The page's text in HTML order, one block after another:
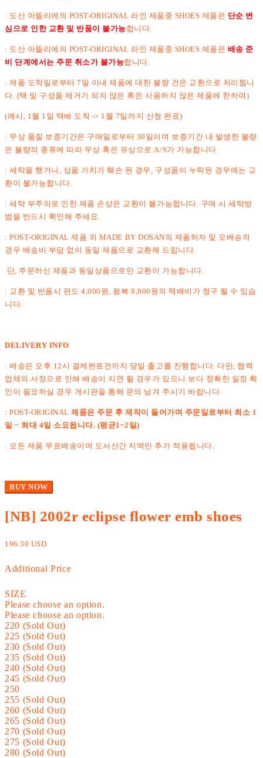
: 도산 아뜰리에의 POST-ORIGINAL 라인 제품중 SHOES 제품은 단순 변
심으로 인한 교환 및 반품이 불가능합니다.
: 도산 아뜰리에의 POST-ORIGINAL 라인 제품중 SHOES 제품은 배송 준
비 단계에서는 주문 취소가 불가능합니다.
: 제품 도착일로부터 7일 이내 제품에 대한 불량 건은 교환으로 처리됩니
다. (택 및 구성품 제거가 되지 않은 혹은 사용하지 않은 제품에 한하여)
(예시, 1월 1일 택배 도착 -> 1월 7일까지 신청 완료)
: 무상 품질 보증기간은 구매일로부터 30일이며 보증기간 내 발생한 불량
은 불량의 종류에 따라 무상 혹은 유상으로 A/S가 가능합니다.
: 세탁을 했거나, 상품 가치가 훼손 된 경우, 구성품이 누락된 경우에는 교
환이 불가능합니다.
: 세탁 부주의로 인한 제품 손상은 교환이 불가능합니다. 구매 시 세탁방
법을 반드시 확인해 주세요.
: POST-ORIGINAL 제품 외 MADE BY DOSAN의 제품하자 및 오배송의
경우 배송비 부담 없이 동일 제품으로 교환해 드립니다.
단, 주문하신 제품과 동일상품으로만 교환이 가능합니다.
: 교환 및 반품시 편도 4,000원, 왕복 8,000원의 택배비가 청구 될 수 있습
니다.
DELIVERY INFO
: 배송은 오후 12시 결제완료건까지 당일 출고를 진행합니다. 다만, 협력
업체의 사정으로 인해 배송이 지연 될 경우가 있으니 보다 정확한 일정 확
인이 필요하실 경우 게시판을 통해 문의 남겨 주시기 바랍니다.
: POST-ORIGINAL 제품은 주문 후 제작이 들어가며 주문일로부터 최소 1
일 ~ 최대 4일 소요됩니다. (평균1~2일)
: 모든 제품 무료배송이며 도서산간 지역만 추가 적용됩니다.
BUY NOW
[NB] 2002r eclipse flower emb shoes
196.30 USD
Additional Price
SIZE
Please choose an option.
Please choose an option.
220 (Sold Out)
225 (Sold Out)
230 (Sold Out)
235 (Sold Out)
240 (Sold Out)
245 (Sold Out)
250
255 (Sold Out)
260 (Sold Out)
265 (Sold Out)
270 (Sold Out)
275 (Sold Out)
280 (Sold Out)